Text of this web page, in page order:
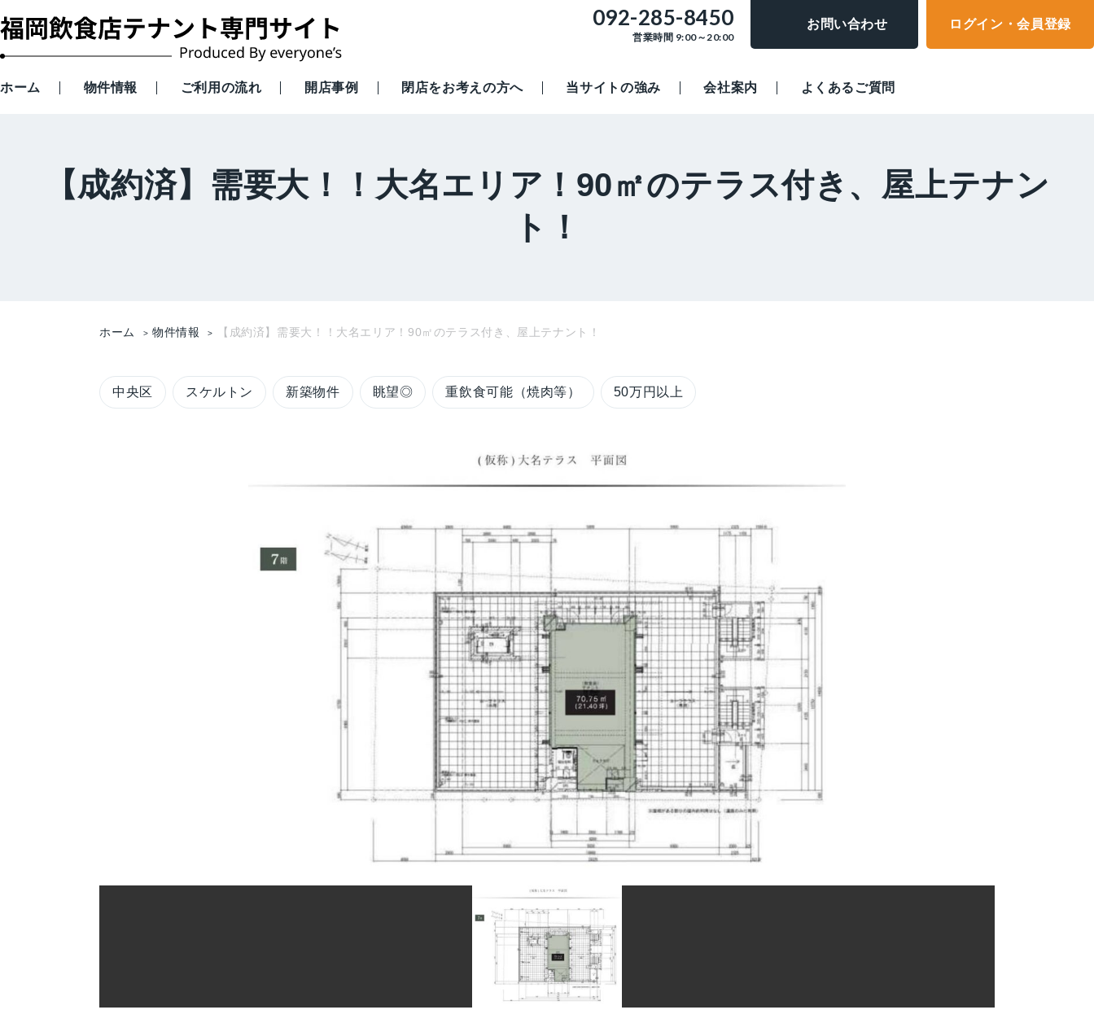
092-285-8450
営業時間 9:00～20:00
お問い合わせ ログイン・会員登録
ホーム 物件情報 ご利用の流れ 開店事例 閉店をお考えの方へ 当サイトの強み 会社案内 よくあるご質問
【成約済】需要大！！大名エリア！90㎡のテラス付き、屋上テナン
ト！
ホーム 物件情報 【成約済】需要大！！大名エリア！90㎡のテラス付き、屋上テナント！
中央区 スケルトン 新築物件 眺望◎ 重飲食可能（焼肉等） 50万円以上